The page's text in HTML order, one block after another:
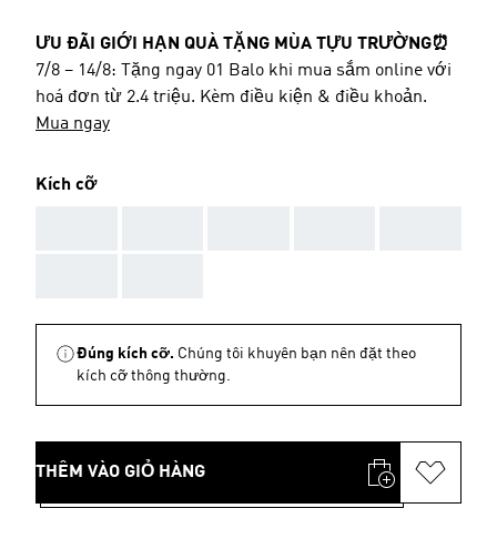
ƯU ĐÃI GIỚI HẠN QUÀ TẶNG MÙA TỰU TRƯỜNG⏰
7/8 – 14/8: Tặng ngay 01 Balo khi mua sắm online với
hoá đơn từ 2.4 triệu. Kèm điều kiện & điều khoản.
Mua ngay
Kích cỡ
Đúng kích cỡ. Chúng tôi khuyên bạn nên đặt theo
kích cỡ thông thường.
THÊM VÀO GIỎ HÀNG